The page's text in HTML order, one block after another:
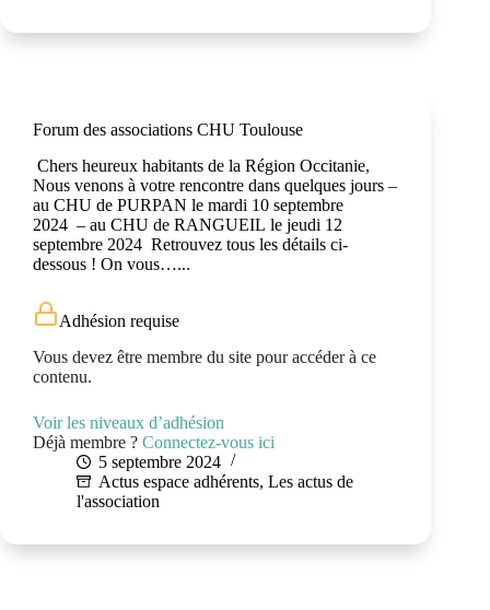
Forum des associations CHU Toulouse
Chers heureux habitants de la Région Occitanie,
Nous venons à votre rencontre dans quelques jours –
au CHU de PURPAN le mardi 10 septembre
2024 – au CHU de RANGUEIL le jeudi 12
septembre 2024 Retrouvez tous les détails ci-
dessous ! On vous…...
Adhésion requise
Vous devez être membre du site pour accéder à ce
contenu.
Voir les niveaux d’adhésion
Déjà membre ? Connectez-vous ici
5 septembre 2024
Actus espace adhérents, Les actus de
l'association